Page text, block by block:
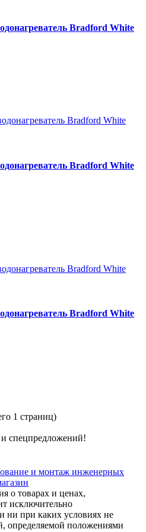
Bradford White
Bradford White
Bradford White
1 страниц)
спецпредложений!
и монтаж инженерных
о товарах и ценах,
исключительно
ни при каких условиях не
определяемой положениями